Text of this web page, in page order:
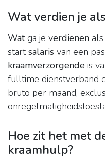
Wat verdien je
Watga je verdienen als
startsalaris van een
kraamverzorgende is
fulltime dienstverband
bruto per maand,
Hoe zit het met
kraamhulp?